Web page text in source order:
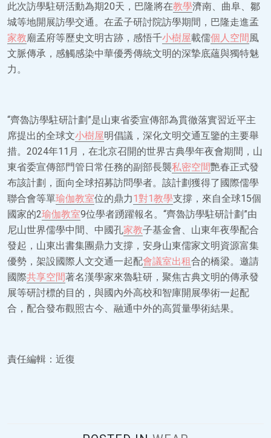
此次訪學駐研活動為期20天，巴隆將在教學濟南、曲阜、鄒
城等地開展訪學交通。在孟子研討院訪學期間，巴隆走進孟
家教廟孟府等歷史文明古跡，感悟千小樹屋載儒個人空間風
文脈傳承，感觸感染中華優秀傳統文明的深摯底蘊與獨特魅
力。
“齊魯訪學駐研計劃”是山東省委宣傳部為貫徹落實習近平主
席提出的全球文小樹屋明倡議，深化文明交通互鑒的主要舉
措。2024年11月，在北京召開的世界古典學年夜會期間，山
東省委宣傳部門管日常任務的副部長襲私密空間艷春正式發
布該計劃，面向全球招募訪問學者。該計劃獲得了國際儒學
聯合會等單瑜伽教室位的鼎力1對1教學支撐，來自全球15個
國家的2瑜伽教室9位學者踴躍報名。“齊魯訪學駐研計劃”由
尼山世界儒學中間、中國孔家教子基金會、山東年夜學配合
發起，山東出書集團鼎力支撐，安身山東儒家文明資源富集
優勢，架設國際人文交通一起配會議室出租合的橋梁。邀請
國際共享空間著名漢學家來魯駐研，聚焦古典文明的傳承發
展等研討標的目的，與國內外高校和智庫開展學術一起配
合，配合發布觀照古今、融通中外的高質量學術結果。
責任編輯：近復